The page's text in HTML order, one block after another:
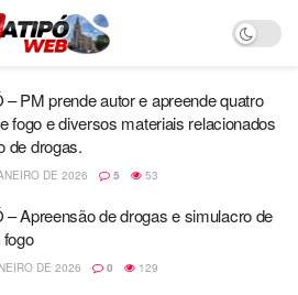
– PM prende autor e apreende quatro
fogo e diversos materiais relacionados
de drogas.
DE 2026 5 53
– Apreensão de drogas e simulacro de
DE 2026 0 129